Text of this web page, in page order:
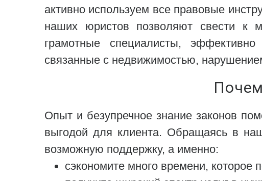
активно используем все правовые
наших юристов позволяют свести к
грамотные специалисты,
связанные с недвижимостью,
Опыт и безупречное знание законов
выгодой для клиента. Обращаясь в
возможную поддержку, а именно:
сэкономите много времени, которое